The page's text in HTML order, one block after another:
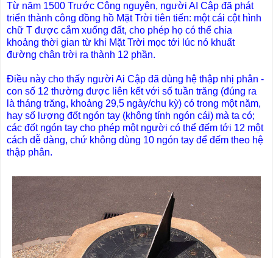
Từ năm 1500 Trước Công nguyên, người AI Cập đã phát
triển thành công đồng hồ Mặt Trời tiên tiến: một cái cột hình
chữ T được cắm xuống đất, cho phép họ có thể chia
khoảng thời gian từ khi Mặt Trời mọc tới lúc nó khuất
đường chân trời ra thành 12 phần.
Điều này cho thấy người Ai Cập đã dùng hệ thập nhị phân -
con số 12 thường được liên kết với số tuần trăng (đúng ra
là tháng trăng, khoảng 29,5 ngày/chu kỳ) có trong một năm,
hay số lượng đốt ngón tay (không tính ngón cái) mà ta có;
các đốt ngón tay cho phép một người có thể đếm tới 12 một
cách dễ dàng, chứ không dùng 10 ngón tay để đếm theo hệ
thập phân.